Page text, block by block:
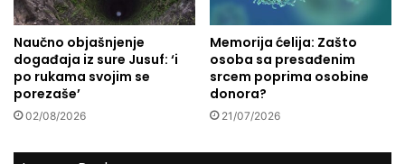
o
i
g
o
d
i
n
P
o
g
l
e
d
u
Naučno objašnjenje
događaja iz sure Jusuf: ‘i
po rukama svojim se
porezaše’
02/08/2026
Memorija ćelija: Zašto
osoba sa presađenim
srcem poprima osobine
donora?
21/07/2026